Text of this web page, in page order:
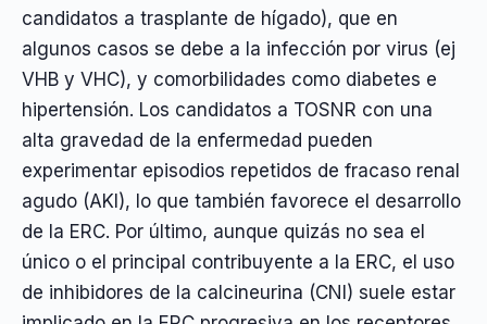
candidatos a trasplante de hígado), que en
algunos casos se debe a la infección por virus (ej
VHB y VHC), y comorbilidades como diabetes e
hipertensión. Los candidatos a TOSNR con una
alta gravedad de la enfermedad pueden
experimentar episodios repetidos de fracaso renal
agudo (AKI), lo que también favorece el desarrollo
de la ERC. Por último, aunque quizás no sea el
único o el principal contribuyente a la ERC, el uso
de inhibidores de la calcineurina (CNI) suele estar